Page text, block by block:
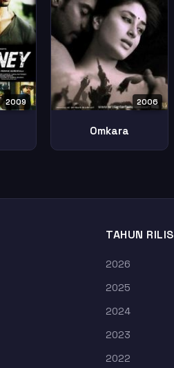
2009 2006
Omkara
TAHUN RILIS
2026
2025
2024
2023
2022